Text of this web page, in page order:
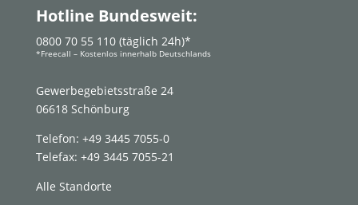
Hotline Bundesweit:
0800 70 55 110 (täglich 24h)*
*Freecall – Kostenlos innerhalb Deutschlands
Gewerbegebietsstraße 24
06618 Schönburg
Telefon: +49 3445 7055-0
Telefax: +49 3445 7055-21
Alle Standorte